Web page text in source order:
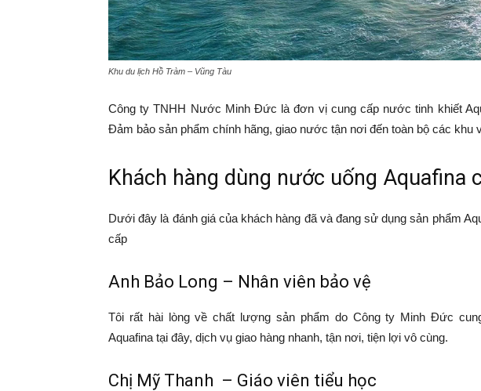
Khu du lịch Hồ Tràm – Vũng Tàu
Công ty TNHH Nước Minh Đức là đơn vị cung cấp nước tinh khiết
Đảm bảo sản phẩm chính hãng, giao nước tận nơi đến toàn bộ các khu
Khách hàng dùng nước uống Aquafina
Dưới đây là đánh giá của khách hàng đã và đang sử dụng sản phẩm
cấp
Anh Bảo Long – Nhân viên bảo vệ
Tôi rất hài lòng về chất lượng sản phẩm do Công ty Minh Đức
Aquafina tại đây, dịch vụ giao hàng nhanh, tận nơi, tiện lợi vô cùng.
Chị Mỹ Thanh – Giáo viên tiểu học